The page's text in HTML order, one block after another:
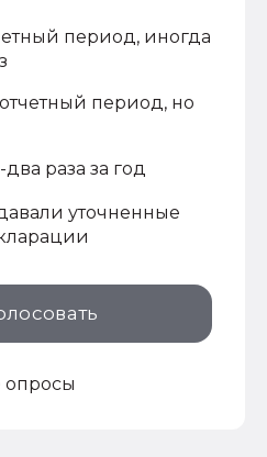
период, иногда
период, но
раза за год
уточненные
опросы